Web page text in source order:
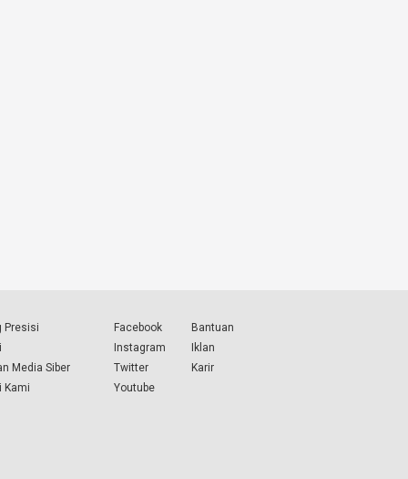
Presisi
Media Siber
Kami
Facebook
Instagram
Twitter
Youtube
Bantuan
Iklan
Karir